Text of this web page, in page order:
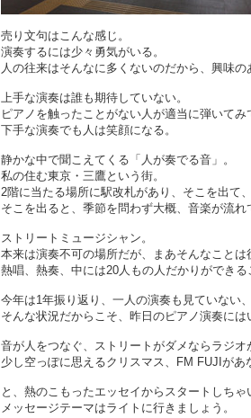
売り文句はこんな感じ。
演奏するには少々勇気がいる。
人の往来はそんなに多くないのだから、興味の
上手な演奏は誰も期待していない。
ピアノを触ったことがない人が適当に弾いてみ
下手な演奏でも人は笑顔になる。
静かな中で聞こえてくる「人が奏でる音」。
私の住む東京・三鷹という街。
2階に当たる場所に駅改札があり、そこを出て、
そこを出ると、季節を問わず大概、音楽が流れ
ストリートミュージシャン。
本来は演奏不可の場所だが、まあそんなことは
熱唱、熱奏、中には20人もの人だかりができる
今年は1年振り返り、一人の演奏も見ていない
そんな状況だからこそ、昨日のピアノ演奏には
音が人をつなぐ、ストリートがダメならラジオ
少し空っぽに思えるクリスマス、FM FUJIがあ
と、熱のこもったエッセイからスタートしちゃ
メッセージテーマはライトに行きましょう。